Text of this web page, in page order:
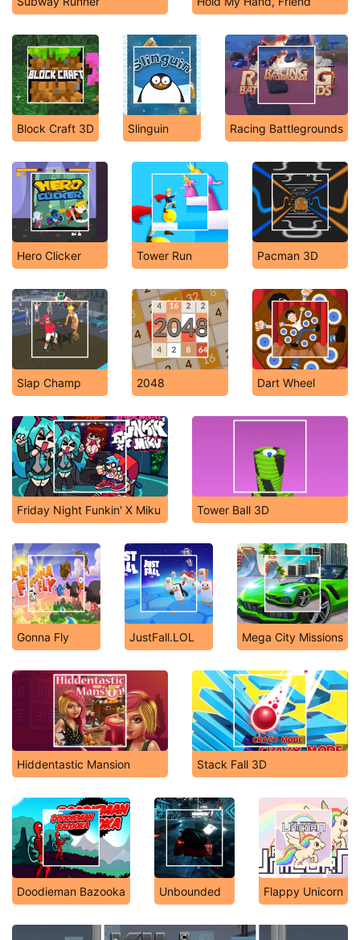
Block Craft 3D Slinguin Racing Battlegrounds
Hero Clicker Tower Run Pacman 3D
Slap Champ 2048 Dart Wheel
Friday Night Funkin' X Miku Tower Ball 3D
Gonna Fly JustFall.LOL Mega City Missions
Hiddentastic Mansion Stack Fall 3D
Doodieman Bazooka Unbounded Flappy Unicorn